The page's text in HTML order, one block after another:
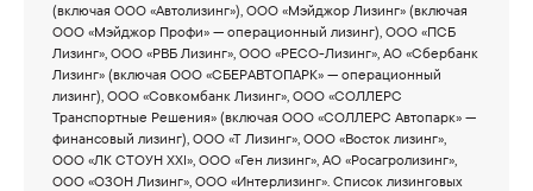
(включая ООО «Автолизинг»), ООО «Мэйджор Лизинг» (включая
ООО «Мэйджор Профи» — операционный лизинг), ООО «ПСБ
Лизинг», ООО «РВБ Лизинг», ООО «РЕСО-Лизинг», АО «Сбербанк
Лизинг» (включая ООО «СБЕРАВТОПАРК» — операционный
лизинг), ООО «Совкомбанк Лизинг», ООО «СОЛЛЕРС
Транспортные Решения» (включая ООО «СОЛЛЕРС Автопарк» —
финансовый лизинг), ООО «Т Лизинг», ООО «Восток лизинг»,
ООО «ЛК СТОУН XXI», ООО «Ген лизинг», АО «Росагролизинг»,
ООО «ОЗОН Лизинг», ООО «Интерлизинг». Список лизинговых